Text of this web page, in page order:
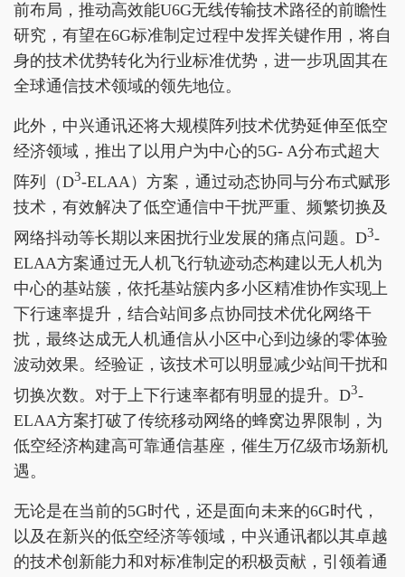
前布局，推动高效能U6G无线传输技术路径的前瞻性
研究，有望在6G标准制定过程中发挥关键作用，将自
身的技术优势转化为行业标准优势，进一步巩固其在
全球通信技术领域的领先地位。
此外，中兴通讯还将大规模阵列技术优势延伸至低空
经济领域，推出了以用户为中心的5G- A分布式超大
阵列（D3-ELAA）方案，通过动态协同与分布式赋形
技术，有效解决了低空通信中干扰严重、频繁切换及
网络抖动等长期以来困扰行业发展的痛点问题。D3-
ELAA方案通过无人机飞行轨迹动态构建以无人机为
中心的基站簇，依托基站簇内多小区精准协作实现上
下行速率提升，结合站间多点协同技术优化网络干
扰，最终达成无人机通信从小区中心到边缘的零体验
波动效果。经验证，该技术可以明显减少站间干扰和
切换次数。对于上下行速率都有明显的提升。D3-
ELAA方案打破了传统移动网络的蜂窝边界限制，为
低空经济构建高可靠通信基座，催生万亿级市场新机
遇。
无论是在当前的5G时代，还是面向未来的6G时代，
以及在新兴的低空经济等领域，中兴通讯都以其卓越
的技术创新能力和对标准制定的积极贡献，引领着通